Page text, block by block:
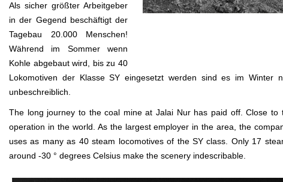
Als sicher größter Arbeitgeber
in der Gegend beschäftigt der
Tagebau 20.000 Menschen!
Während im Sommer wenn
Kohle abgebaut wird, bis zu 40
Lokomotiven der Klasse SY eingesetzt werden sind es im
unbeschreiblich.
The long journey to the coal mine at Jalai Nur has paid off. Close
operation in the world. As the largest employer in the area, the
uses as many as 40 steam locomotives of the SY class. Only 17
around -30 ° degrees Celsius make the scenery indescribable.